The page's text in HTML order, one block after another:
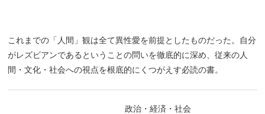
これまでの「人間」観は全て異性愛を前提としたものだった。自分
がレズビアンであるということの問いを徹底的に深め、従来の人
間・文化・社会への視点を根底的にくつがえす必読の書。
政治・経済・社会